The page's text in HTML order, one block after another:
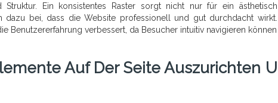
Ein konsistentes Raster sorgt nicht nur für ein ästhetisch
dazu bei, dass die Website professionell und gut durchdacht wirkt.
Benutzererfahrung verbessert, da Besucher intuitiv navigieren können
Auf Der Seite Auszurichten U